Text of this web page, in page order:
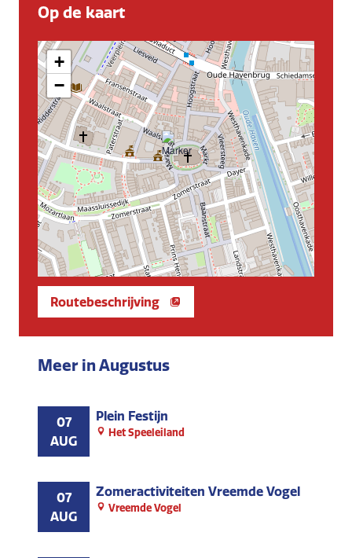
Op de kaart
+
−
Routebeschrijving
Meer in Augustus
07
AUG
Plein Festijn
Het Speeleiland
07
AUG
Zomeractiviteiten Vreemde Vogel
Vreemde Vogel